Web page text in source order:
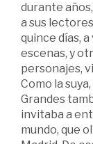
durante
a sus
quince días,
escenas, y
personajes,
Como la
Grandes
invitaba a
mundo, que